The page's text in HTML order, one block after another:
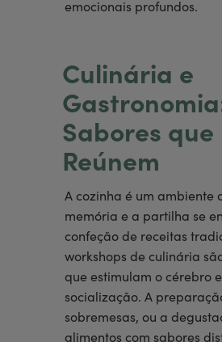
emocionais profundos.
Culinária e
Sabores que
Reúnem
A cozinha é um ambiente
memória e a partilha se
confeção de receitas
workshops de culinária
que estimulam o cérebro
socialização. A
sobremesas, ou a
alimentos com sabores